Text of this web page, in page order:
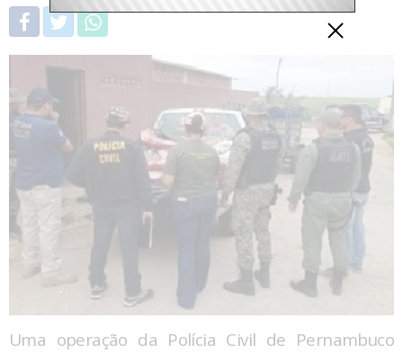
Uma operação da Polícia Civil de Pernambuco